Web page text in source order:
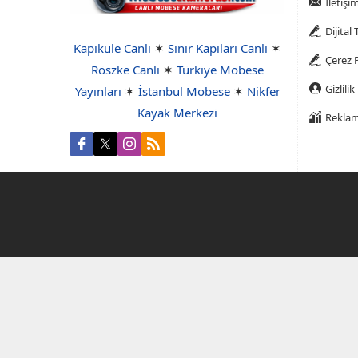
Kapıkule Canlı ✶ Sınır Kapıları Canlı ✶
Röszke Canlı ✶ Türkiye Mobese
Yayınları ✶ İstanbul Mobese✶ Nikfer
Kayak Merkezi
Dijital
Çerez
Gizlilik